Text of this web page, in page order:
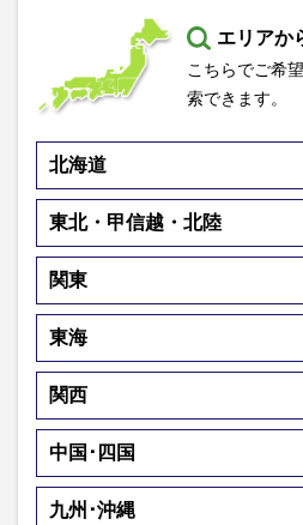
エリアか
こちらでご希
索できます。
北海道
東北・甲信越・北陸
関東
東海
関西
中国･四国
九州･沖縄